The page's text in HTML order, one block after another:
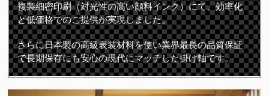
複製細密印刷（対光性の高い顔料インク）にて、効率化
と低価格でのご提供が実現しました。
さらに日本製の高級表装材料を使い業界最長の品質保証
で長期保存にも安心の現代にマッチした掛け軸です。